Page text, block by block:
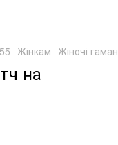
Жінкам Жіночі
на